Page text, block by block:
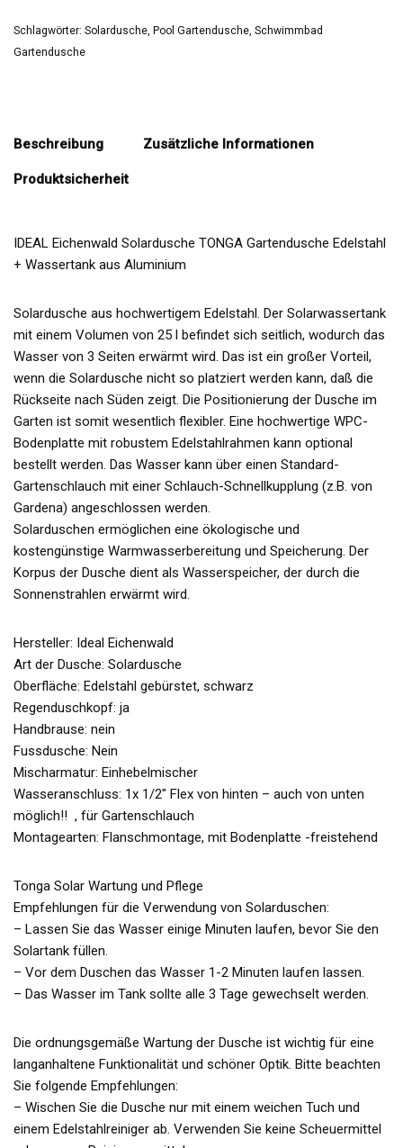
Schlagwörter: Solardusche, Pool Gartendusche, Schwimmbad
Gartendusche
Beschreibung Zusätzliche Informationen
Produktsicherheit
IDEAL Eichenwald Solardusche TONGA Gartendusche Edelstahl
+ Wassertank aus Aluminium
Solardusche aus hochwertigem Edelstahl. Der Solarwassertank
mit einem Volumen von 25 l befindet sich seitlich, wodurch das
Wasser von 3 Seiten erwärmt wird. Das ist ein großer Vorteil,
wenn die Solardusche nicht so platziert werden kann, daß die
Rückseite nach Süden zeigt. Die Positionierung der Dusche im
Garten ist somit wesentlich flexibler. Eine hochwertige WPC-
Bodenplatte mit robustem Edelstahlrahmen kann optional
bestellt werden. Das Wasser kann über einen Standard-
Gartenschlauch mit einer Schlauch-Schnellkupplung (z.B. von
Gardena) angeschlossen werden.
Solarduschen ermöglichen eine ökologische und
kostengünstige Warmwasserbereitung und Speicherung. Der
Korpus der Dusche dient als Wasserspeicher, der durch die
Sonnenstrahlen erwärmt wird.
Hersteller: Ideal Eichenwald
Art der Dusche: Solardusche
Oberfläche: Edelstahl gebürstet, schwarz
Regenduschkopf: ja
Handbrause: nein
Fussdusche: Nein
Mischarmatur: Einhebelmischer
Wasseranschluss: 1x 1/2″ Flex von hinten – auch von unten
möglich!! , für Gartenschlauch
Montagearten: Flanschmontage, mit Bodenplatte -freistehend
Tonga Solar Wartung und Pflege
Empfehlungen für die Verwendung von Solarduschen:
– Lassen Sie das Wasser einige Minuten laufen, bevor Sie den
Solartank füllen.
– Vor dem Duschen das Wasser 1-2 Minuten laufen lassen.
– Das Wasser im Tank sollte alle 3 Tage gewechselt werden.
Die ordnungsgemäße Wartung der Dusche ist wichtig für eine
langanhaltene Funktionalität und schöner Optik. Bitte beachten
Sie folgende Empfehlungen:
– Wischen Sie die Dusche nur mit einem weichen Tuch und
einem Edelstahlreiniger ab. Verwenden Sie keine Scheuermittel